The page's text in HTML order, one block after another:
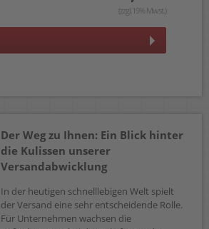
(zzgl.19% Mwst.)
Der Weg zu Ihnen: Ein Blick hinter
die Kulissen unserer
Versandabwicklung
In der heutigen schnelllebigen Welt spielt
der Versand eine sehr entscheidende Rolle.
Für Unternehmen wachsen die